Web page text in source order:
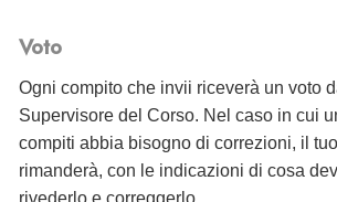
Voto
Ogni compito che invii riceverà un voto
Supervisore del Corso. Nel caso in cui
compiti abbia bisogno di correzioni, il
rimanderà, con le indicazioni di cosa